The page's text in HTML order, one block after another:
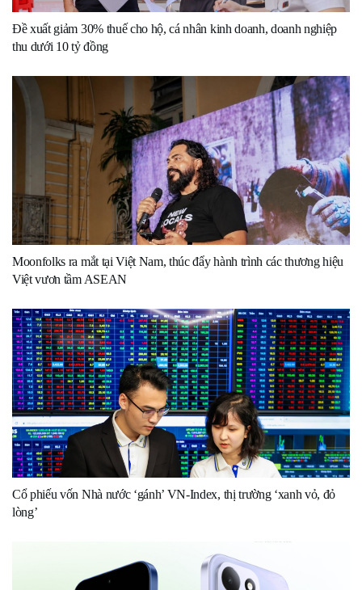
Đề xuất giảm 30% thuế cho hộ, cá nhân kinh doanh, doanh nghiệp
thu dưới 10 tỷ đồng
Moonfolks ra mắt tại Việt Nam, thúc đẩy hành trình các thương hiệu
Việt vươn tầm ASEAN
Cổ phiếu vốn Nhà nước ‘gánh’ VN-Index, thị trường ‘xanh vỏ, đỏ
lòng’